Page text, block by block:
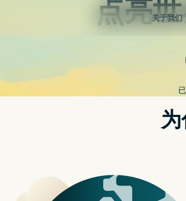
白鲸加速器官网